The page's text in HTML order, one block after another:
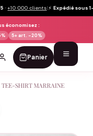
· +10 000 clients|⚡ Expédié sous
économisez :
5+ art. -20%
Panier
TEE-SHIRT MARRAINE